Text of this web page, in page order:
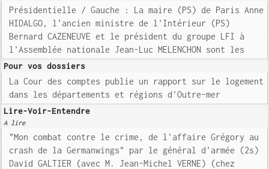
Présidentielle / Gauche : La maire (PS) de Paris Anne
HIDALGO, l'ancien ministre de l'Intérieur (PS)
Bernard CAZENEUVE et le président du groupe LFI à
l'Assemblée nationale Jean-Luc MELENCHON sont les
Pour vos dossiers
La Cour des comptes publie un rapport sur le logement
dans les départements et régions d'Outre-mer
Lire-Voir-Entendre
A lire
"Mon combat contre le crime, de l'affaire Grégory au
crash de la Germanwings" par le général d'armée (2s)
David GALTIER (avec M. Jean-Michel VERNE) (chez